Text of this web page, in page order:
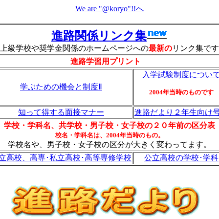
We are "@koryo"!!へ
進路関係リンク集
上級学校や奨学金関係のホームページへの最新のリンク集です
進路学習用プリント
学ぶための機会と制度Ⅱ
入学試験制度につい
2004年当時のものです
知って得する面接マナー
進路だより２年生向け
学校・学科名、共学校・男子校・女子校の２０年前の区分表
校名・学科名は、2004年当時のもの。
学校名や、男子校・女子校の区分が大きく変わってます。
高校、高専･私立高校･高等専修学校
公立高校の学校･学科